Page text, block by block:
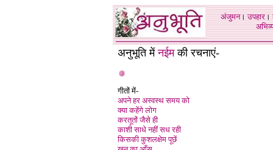
अंजुमन।उपहार।
अनुभूति मेंनईमकी रचनाएं-
गीतों में-
अपने हर अस्वस्थ समय को
क्या कहेंगे लोग
करतूतों जैसे ही
काशी साधे नहीं सध रही
किसकी कुशलक्षेम पूछें